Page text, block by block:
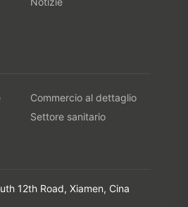
Commercio al dettaglio
Settore sanitario
12th Road, Xiamen, Cina